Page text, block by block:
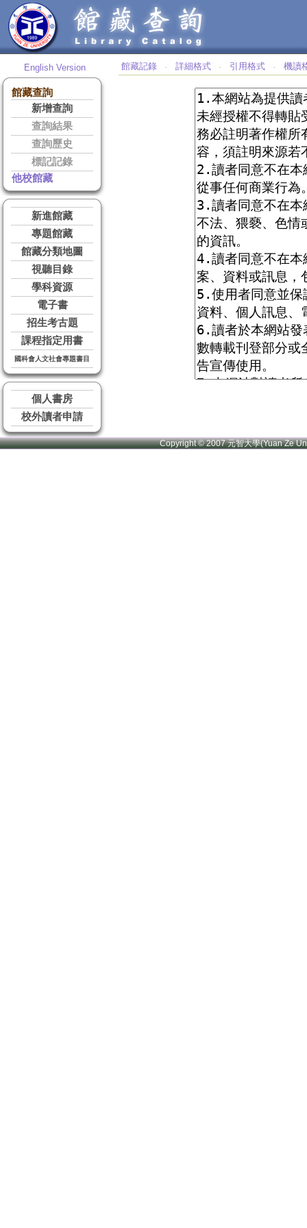
English Version
館藏查詢
新增查詢
查詢結果
查詢歷史
標記記錄
他校館藏
新進館藏
專題館藏
館藏分類地圖
視聽目錄
學科資源
電子書
招生考古題
課程指定用書
國科會人文社會專題書目
個人書房
校外讀者申請
館藏記錄 ‧ 詳細格式 ‧ 引用格式 ‧ 機讀
Copyright © 2007 元智大學(Yuan Ze